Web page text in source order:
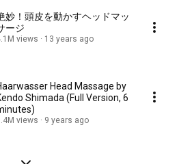
妙！頭皮を動かすヘッドマッ
ージ
views 13 years ago
Head Massage by
Shimada (Full Version, 6
views 9 years ago